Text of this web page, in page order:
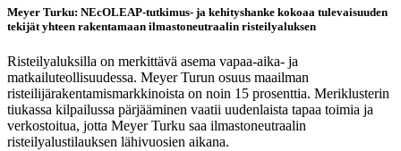
Meyer Turku: NEcOLEAP-tutkimus- ja kehityshanke kokoaa tulevaisuuden
tekijät yhteen rakentamaan ilmastoneutraalin risteilyaluksen
Risteilyaluksilla on merkittävä asema vapaa-aika- ja
matkailuteollisuudessa. Meyer Turun osuus maailman
risteilijärakentamismarkkinoista on noin 15 prosenttia. Meriklusterin
tiukassa kilpailussa pärjääminen vaatii uudenlaista tapaa toimia ja
verkostoitua, jotta Meyer Turku saa ilmastoneutraalin
risteilyalustilauksen lähivuosien aikana.